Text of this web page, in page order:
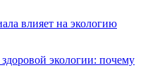
влияет на экологию
экологии: почему